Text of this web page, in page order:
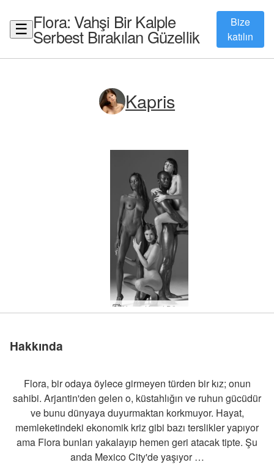
☰ Flora: Vahşi Bir Kalple
Serbest Bırakılan Güzellik
Bize
katılın
Kapris
Hegre Hayal Dünyası
Hakkında
Flora, bir odaya öylece girmeyen türden bir kız; onun
sahibi. Arjantin'den gelen o, küstahlığın ve ruhun gücüdür
ve bunu dünyaya duyurmaktan korkmuyor. Hayat,
memleketindeki ekonomik kriz gibi bazı terslikler yapıyor
ama Flora bunları yakalayıp hemen geri atacak tipte. Şu
anda Mexico City'de yaşıyor …